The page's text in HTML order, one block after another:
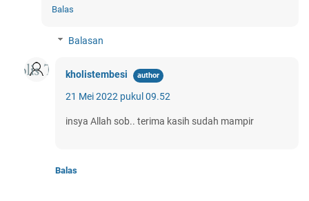
Balas
Balasan
kholistembesi
21 Mei 2022 pukul 09.52
insya Allah sob.. terima kasih sudah mampir
Balas